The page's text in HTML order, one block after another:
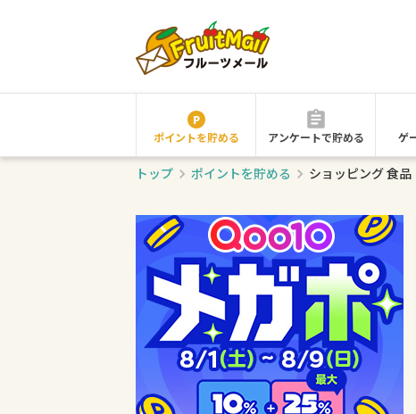
ポイントを貯める アンケートで貯める ゲ
トップ ポイントを貯める ショッピング 食品